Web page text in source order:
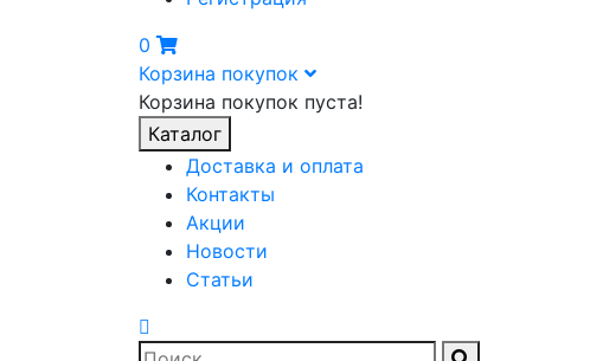
0
Корзина покупок
Корзина покупок пуста!
Каталог
Доставка и оплата
Контакты
Акции
Новости
Статьи